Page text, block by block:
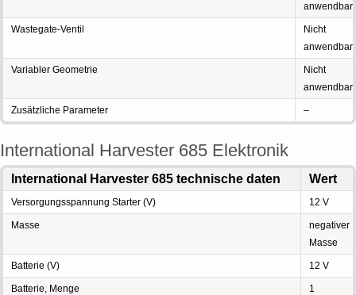
anwendbar
Wastegate-Ventil
Nicht
anwendbar
Variabler Geometrie
Nicht
anwendbar
Zusätzliche Parameter –
International Harvester 685 Elektronik
International Harvester 685 technische daten Wert
Versorgungsspannung Starter (V) 12 V
Masse
negativer
Masse
Batterie (V) 12 V
Batterie, Menge 1